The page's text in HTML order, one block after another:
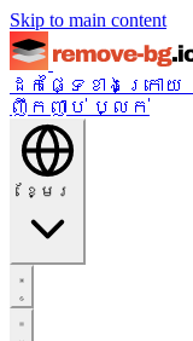
Skip to main content
ដកផ្ទៃខាងក្រោយ
ញឹកញាប់ ប្លក់
ខ្មែរ